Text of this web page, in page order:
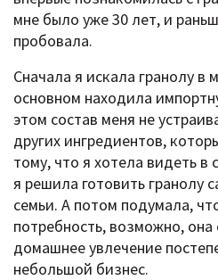
мне было уже 30 лет, и
пробовала.
Сначала я искала гранолу в
основном находила
этом состав меня не
других ингредиентов,
тому, что я хотела видеть в
я решила готовить гранолу
семьи. А потом подумала,
потребность, возможно, она
домашнее увлечение
небольшой бизнес.